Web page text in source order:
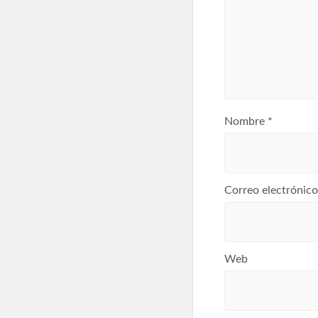
Nombre *
Correo
Web